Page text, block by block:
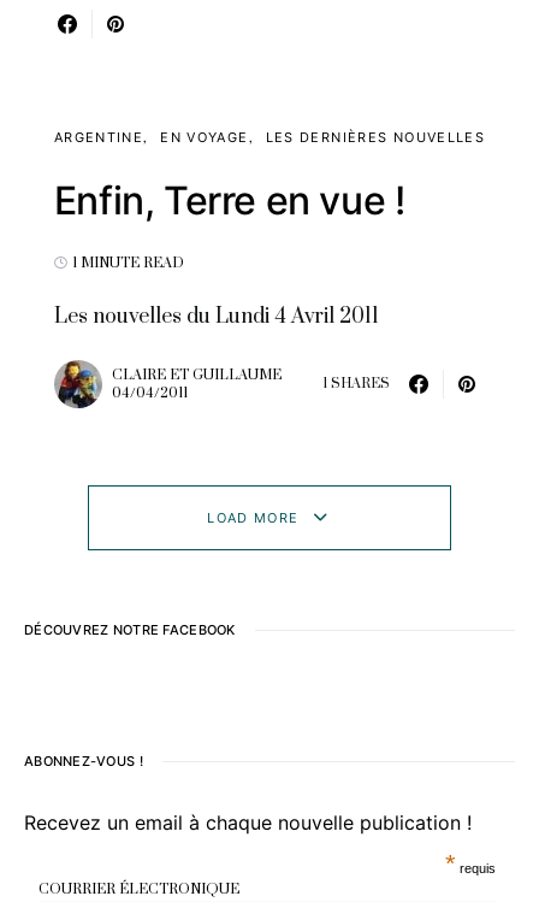
ARGENTINE EN VOYAGE LES DERNIÈRES NOUVELLES
Enfin, Terre en vue !
1 MINUTE READ
Les nouvelles du Lundi 4 Avril 2011
CLAIRE ET GUILLAUME
04/04/2011
1 SHARES
LOAD MORE
DÉCOUVREZ NOTRE FACEBOOK
ABONNEZ-VOUS !
Recevez un email à chaque nouvelle publication !
* requis
COURRIER ÉLECTRONIQUE